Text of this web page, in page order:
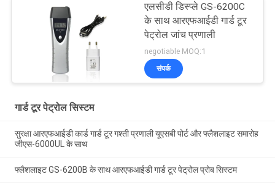
एलसीडी डिस्प्ले GS-6200C
के साथ आरएफआईडी गार्ड टूर
पेट्रोल जांच प्रणाली
negotiable MOQ:1
संपर्क
गार्ड टूर पेट्रोल सिस्टम
सुरक्षा आरएफआईडी कार्ड गार्ड टूर गश्ती प्रणाली यूएसबी पोर्ट और फ्लैशलाइट समारोह
जीएस-6000UL के साथ
फ्लैशलाइट GS-6200B के साथ आरएफआईडी गार्ड टूर पेट्रोल प्रोब सिस्टम